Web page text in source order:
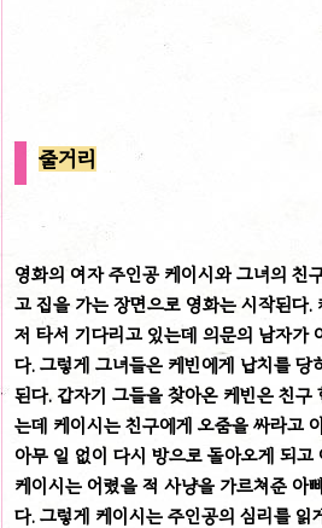
줄거리
영화의 여자 주인공 케이시와 그녀의 친
고 집을 가는 장면으로 영화는 시작된다.
저 타서 기다리고 있는데 의문의 남자가
다. 그렇게 그녀들은 케빈에게 납치를 당
된다. 갑자기 그들을 찾아온 케빈은 친구
는데 케이시는 친구에게 오줌을 싸라고
아무 일 없이 다시 방으로 돌아오게 되
케이시는 어렸을 적 사냥을 가르쳐준 아
다. 그렇게 케이시는 주인공의 심리를 읽